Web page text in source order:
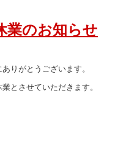
のお知らせ
りがとうございます。
とさせていただきます。